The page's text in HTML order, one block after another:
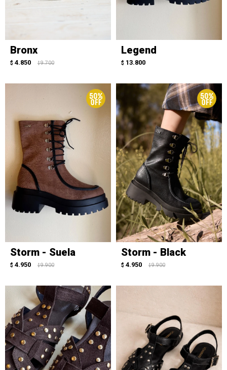
Bronx
$ 4.850 $ 9.700
Legend
$ 13.800
Storm - Suela
$ 4.950 $ 9.900
Storm - Black
$ 4.950 $ 9.900